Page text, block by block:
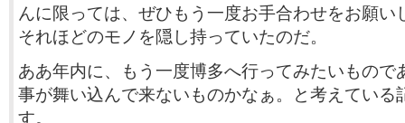
んに限っては、ぜひもう一度お手合わせをお願い
それほどのモノを隠し持っていたのだ。
ああ年内に、もう一度博多へ行ってみたいもので
事が舞い込んで来ないものかなぁ。と考えている
す。